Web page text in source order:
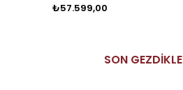
₺57.599,00
SON